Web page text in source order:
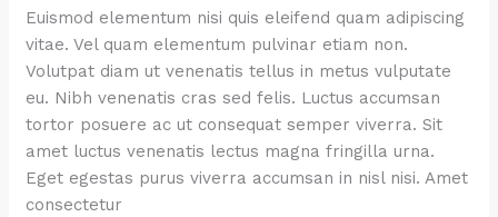
Euismod elementum nisi quis eleifend quam adipiscing
vitae. Vel quam elementum pulvinar etiam non.
Volutpat diam ut venenatis tellus in metus vulputate
eu. Nibh venenatis cras sed felis. Luctus accumsan
tortor posuere ac ut consequat semper viverra. Sit
amet luctus venenatis lectus magna fringilla urna.
Eget egestas purus viverra accumsan in nisl nisi. Amet
consectetur